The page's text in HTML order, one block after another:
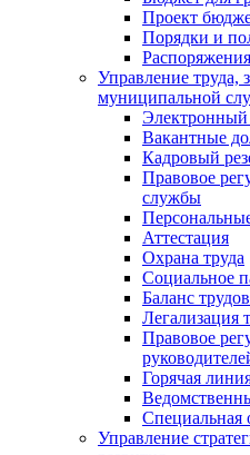
Проект
Порядки и
Распоряжения
Управление труда,
муниципальной
Вакантные
Кадровый
Правовое
службы
Аттестация
Охрана труда
Социальное
Баланс
Легализация
Правовое
Горячая
Специальная
Управление